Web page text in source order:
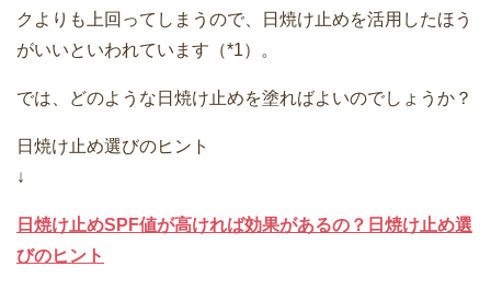
クよりも上回ってしまうので、日焼け止めを活用したほう
がいいといわれています（*1）。
では、どのような日焼け止めを塗ればよいのでしょうか？
日焼け止め選びのヒント
↓
日焼け止めSPF値が高ければ効果があるの？日焼け止め選
びのヒント